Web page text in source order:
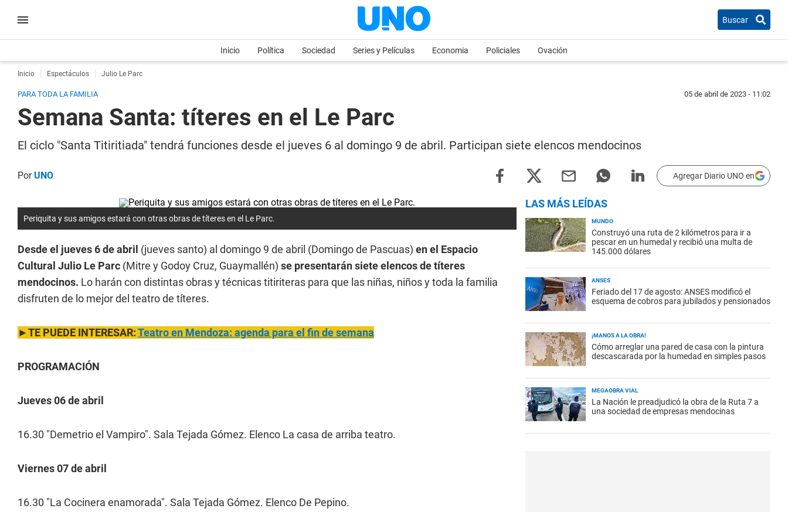
Buscar
Inicio Política Sociedad Series y Películas Economia Policiales Ovación
Inicio Espectáculos Julio Le Parc
PARA TODA LA FAMILIA 05 de abril de 2023 - 11:02
Semana Santa: títeres en el Le Parc
El ciclo "Santa Titiritiada" tendrá funciones desde el jueves 6 al domingo 9 de abril. Participan siete elencos mendocinos
PorUNO Agregar Diario UNO en
Periquita y sus amigos estará con otras obras de títeres en el Le Parc.
Desde el jueves 6 de abril (jueves santo) al domingo 9 de abril (Domingo de Pascuas) en el Espacio
Cultural Julio Le Parc (Mitre y Godoy Cruz, Guaymallén) se presentarán siete elencos de títeres
mendocinos. Lo harán con distintas obras y técnicas titiriteras para que las niñas, niños y toda la familia
disfruten de lo mejor del teatro de títeres.
►TE PUEDE INTERESAR:Teatro en Mendoza: agenda para el fin de semana
PROGRAMACIÓN
Jueves 06 de abril
16.30 "Demetrio el Vampiro". Sala Tejada Gómez. Elenco La casa de arriba teatro.
Viernes 07 de abril
16.30 "La Cocinera enamorada". Sala Tejada Gómez. Elenco De Pepino.
LAS MÁS LEÍDAS
MUNDO
Construyó una ruta de 2 kilómetros para ir a
pescar en un humedal y recibió una multa de
145.000 dólares
ANSES
Feriado del 17 de agosto: ANSES modificó el
esquema de cobros para jubilados y pensionados
¡MANOS A LA OBRA!
Cómo arreglar una pared de casa con la pintura
descascarada por la humedad en simples pasos
MEGAOBRA VIAL
La Nación le preadjudicó la obra de la Ruta 7 a
una sociedad de empresas mendocinas